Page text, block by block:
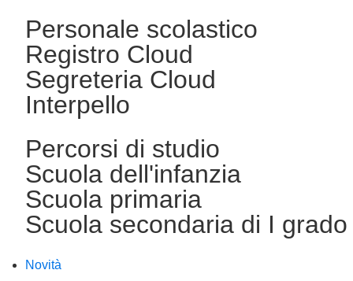
Personale scolastico
Registro Cloud
Segreteria Cloud
Interpello
Percorsi di studio
Scuola dell'infanzia
Scuola primaria
Scuola secondaria di I grado
Novità